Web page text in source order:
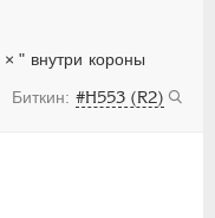
" внутри короны
#H553 (R2)